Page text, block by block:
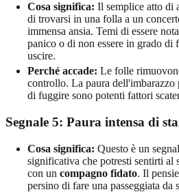
Cosa significa: Il semplice atto di
di trovarsi in una folla a un
immensa ansia. Temi di essere
panico o di non essere in grado di
uscire.
Perché accade: Le folle
controllo. La paura
di fuggire sono potenti fattori
Segnale 5: Paura intensa di
Cosa significa: Questo è un
significativa che potresti sentirti al
con un compagno fidato. Il
persino di fare una passeggiata da